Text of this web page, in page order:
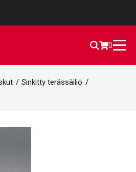
0
/ Sinkitty terässäiliö /